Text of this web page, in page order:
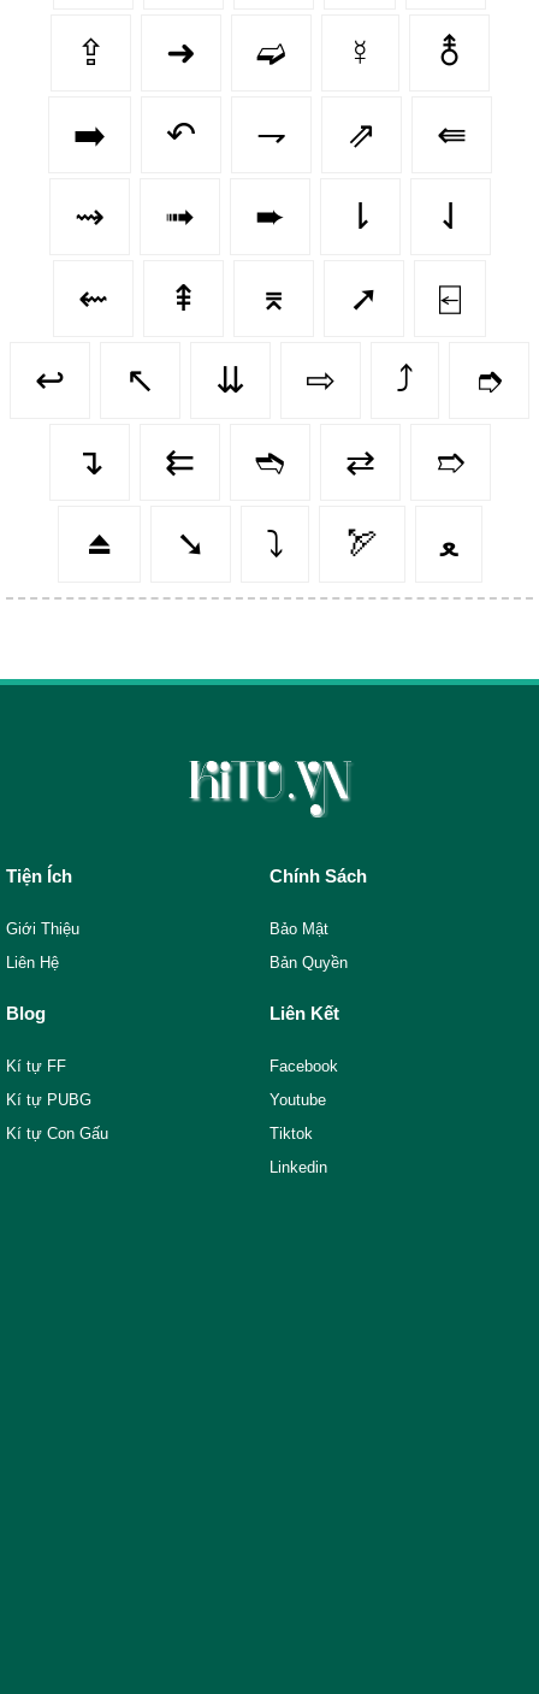
⇪ ➜ ➫ ☿ ⚨
➡️ ↶ ⇁ ⇗ ⇚
⇝ ➟ ➨ ⇂ ⇃
⇜ ⇞ ⌆ ➚ ⍇
↩️ ↖️ ⇊ ⇨ ⤴️ ➮
↴ ⇇ ➬ ⇄ ➱
⏏️ ➘ ⤵️ 🏹 ﻌ
Tiện Ích
Giới Thiệu
Liên Hệ
Chính Sách
Bảo Mật
Bản Quyền
Blog
Kí tự FF
Kí tự PUBG
Kí tự Con Gấu
Liên Kết
Facebook
Youtube
Tiktok
Linkedin